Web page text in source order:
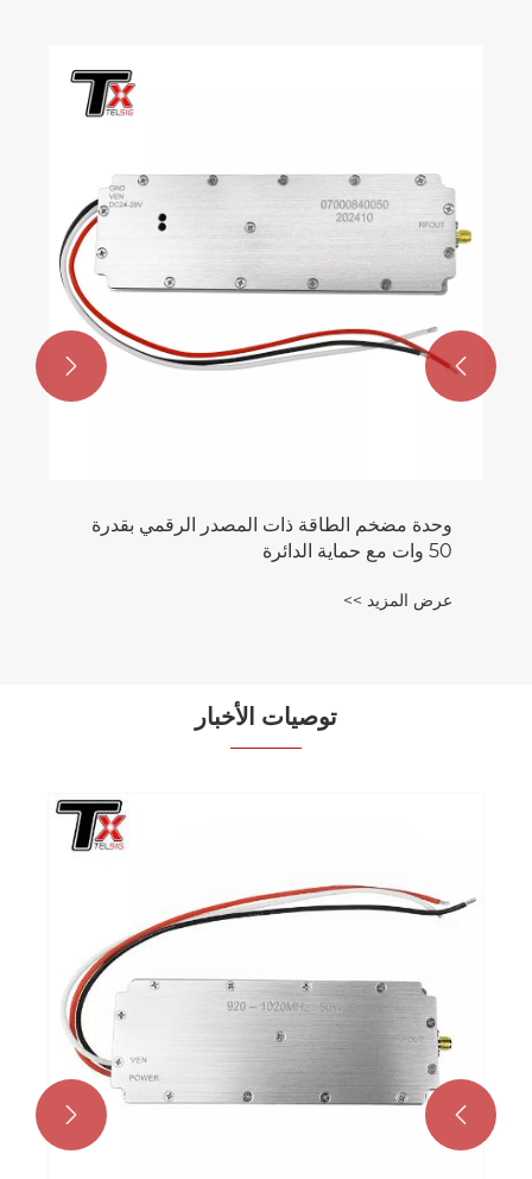
وحدة مضخم الطاقة ذات المصدر الرقمي بقدرة
50 وات مع حماية الدائرة
عرض المزيد >>


توصيات الأخبار

